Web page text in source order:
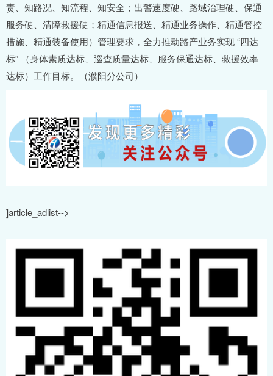
责、知路况、知流程、知安全；出警速度硬、路域治理硬、保通
服务硬、清障救援硬；精通信息报送、精通业务操作、精通管控
措施、精通装备使用）管理要求，全力推动路产业务实现 “四达
标” （身体素质达标、巡查质量达标、服务保通达标、救援效率
达标）工作目标。（濮阳分公司）
]article_adlist-->